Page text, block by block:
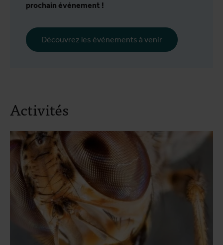
prochain événement !
Découvrez les événements à venir
Activités